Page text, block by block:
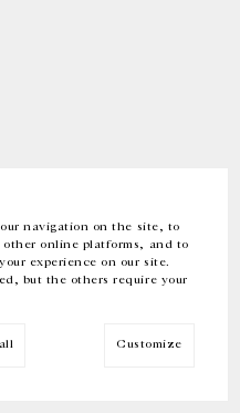
navigation on the site, to
online platforms, and to
experience on our site.
but the others require your
Customize